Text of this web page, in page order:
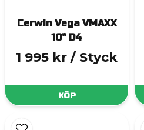
Cerwin Vega VMAXX
10" D4
1 995 kr / Styck
KÖP